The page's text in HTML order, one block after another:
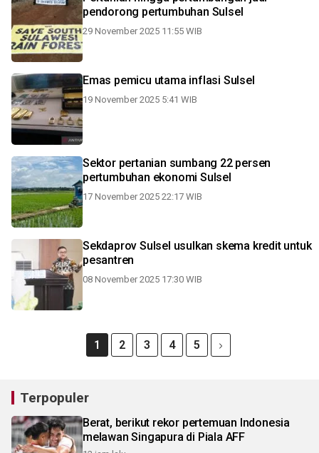
pendorong pertumbuhan Sulsel
29 November 2025 11:55 WIB
Emas pemicu utama inflasi Sulsel
19 November 2025 5:41 WIB
Sektor pertanian sumbang 22 persen
pertumbuhan ekonomi Sulsel
17 November 2025 22:17 WIB
Sekdaprov Sulsel usulkan skema kredit untuk
pesantren
08 November 2025 17:30 WIB
1 2 3 4 5
Terpopuler
Berat, berikut rekor pertemuan Indonesia
melawan Singapura di Piala AFF